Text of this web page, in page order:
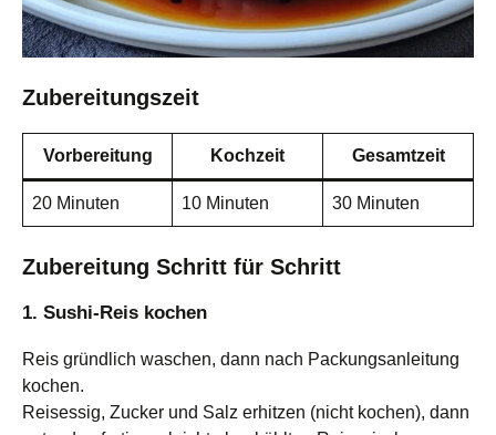
Zubereitungszeit
Vorbereitung Kochzeit Gesamtzeit
20 Minuten 10 Minuten 30 Minuten
Zubereitung Schritt für Schritt
1. Sushi-Reis kochen
Reis gründlich waschen, dann nach Packungsanleitung
kochen.
Reisessig, Zucker und Salz erhitzen (nicht kochen), dann